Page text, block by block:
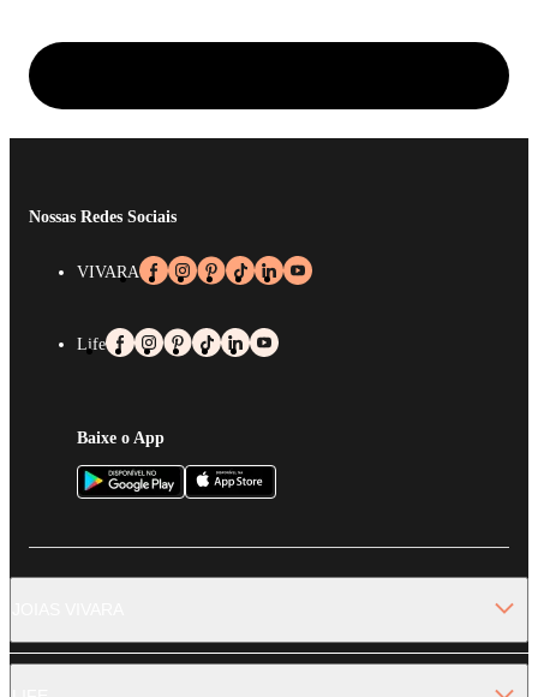
Nossas Redes Sociais
VIVARA
Life
Baixe o App